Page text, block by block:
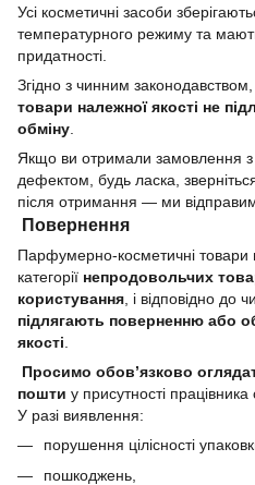
Усі косметичні засоби
температурного режиму та
придатності.
Згідно з чинним законодавством,
товари належної якості не
обміну
Якщо ви отримали замовлення
дефектом, будь ласка,
після отримання — ми
Повернення
Парфумерно-косметичні товари
категорії непродовольчих
користування , і відповідно до
підлягають поверненню або
якості
Просимо обов’язково
пошти у присутності
У разі виявлення:
порушення цілісності
пошкоджень,